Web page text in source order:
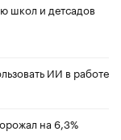
школ и детсадов
ИИ в работе
на 6,3%